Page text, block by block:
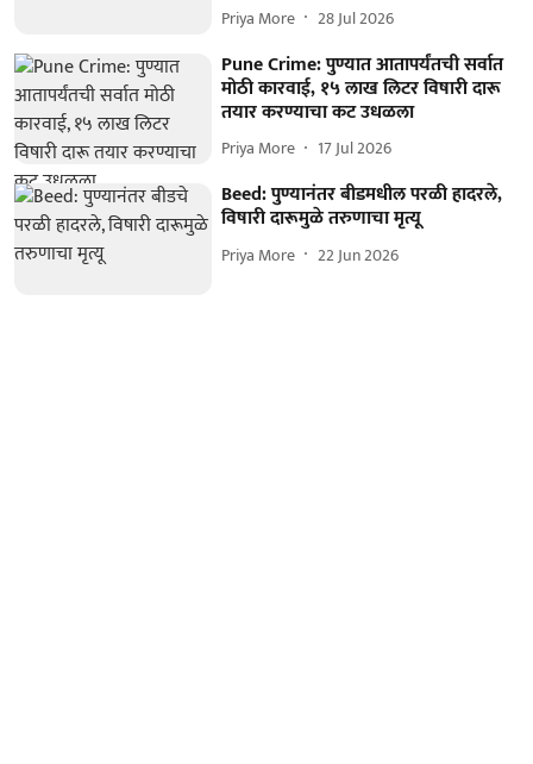
Priya More 28 Jul 2026
Pune Crime: पुण्यात आतापर्यंतची सर्वात
मोठी कारवाई, १५ लाख लिटर विषारी दारू
तयार करण्याचा कट उधळला
Priya More 17 Jul 2026
Beed: पुण्यानंतर बीडमधील परळी हादरले,
विषारी दारूमुळे तरुणाचा मृत्यू
Priya More 22 Jun 2026